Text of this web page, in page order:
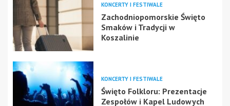
KONCERTY I FESTIWALE
Zachodniopomorskie Święto
Smaków i Tradycji w
Koszalinie
KONCERTY I FESTIWALE
Święto Folkloru: Prezentacje
Zespołów i Kapel Ludowych